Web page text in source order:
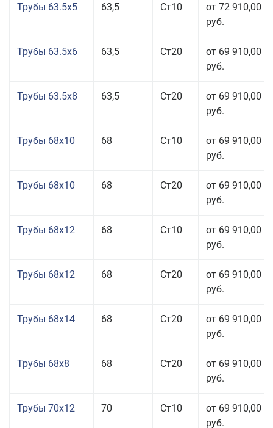
Трубы 63.5x5 63,5 Ст10
от 72 910,00
руб.
Трубы 63.5x6 63,5 Ст20
от 69 910,00
руб.
Трубы 63.5x8 63,5 Ст20
от 69 910,00
руб.
Трубы 68x10 68 Ст10
от 69 910,00
руб.
Трубы 68x10 68 Ст20
от 69 910,00
руб.
Трубы 68x12 68 Ст10
от 69 910,00
руб.
Трубы 68x12 68 Ст20
от 69 910,00
руб.
Трубы 68x14 68 Ст20
от 69 910,00
руб.
Трубы 68x8 68 Ст20
от 69 910,00
руб.
Трубы 70x12 70 Ст10
от 69 910,00
руб.